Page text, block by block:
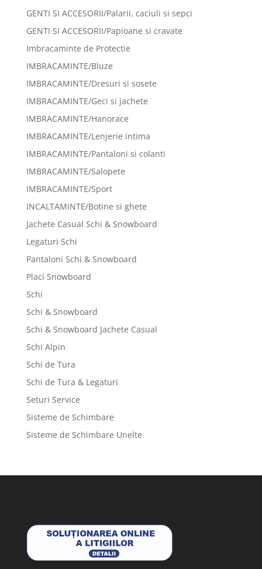
GENTI SI ACCESORII/Palarii, caciuli si sepci
GENTI SI ACCESORII/Papioane si cravate
Imbracaminte de Protectie
IMBRACAMINTE/Bluze
IMBRACAMINTE/Dresuri si sosete
IMBRACAMINTE/Geci si jachete
IMBRACAMINTE/Hanorace
IMBRACAMINTE/Lenjerie intima
IMBRACAMINTE/Pantaloni si colanti
IMBRACAMINTE/Salopete
IMBRACAMINTE/Sport
INCALTAMINTE/Botine si ghete
Jachete Casual Schi & Snowboard
Legaturi Schi
Pantaloni Schi & Snowboard
Placi Snowboard
Schi
Schi & Snowboard
Schi & Snowboard Jachete Casual
Schi Alpin
Schi de Tura
Schi de Tura & Legaturi
Seturi Service
Sisteme de Schimbare
Sisteme de Schimbare Unelte